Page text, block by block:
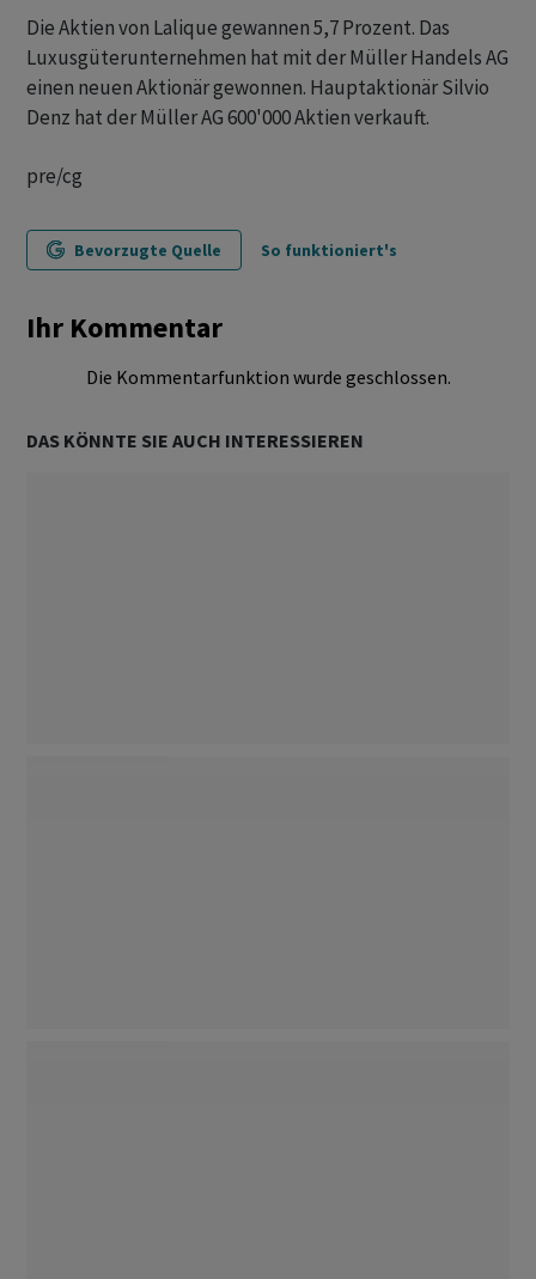
Die Aktien von Lalique gewannen 5,7 Prozent. Das
Luxusgüterunternehmen hat mit der Müller Handels AG
einen neuen Aktionär gewonnen. Hauptaktionär Silvio
Denz hat der Müller AG 600'000 Aktien verkauft.
pre/cg
Bevorzugte Quelle So funktioniert's
Ihr Kommentar
Die Kommentarfunktion wurde geschlossen.
DAS KÖNNTE SIE AUCH INTERESSIEREN